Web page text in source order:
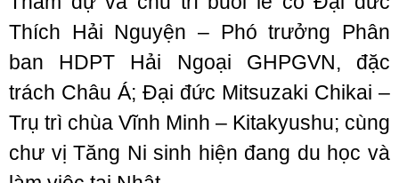
Thích Hải Nguyện – Phó trưởng Phân
ban HDPT Hải Ngoại GHPGVN, đặc
trách Châu Á; Đại đức Mitsuzaki Chikai –
Trụ trì chùa Vĩnh Minh – Kitakyushu; cùng
chư vị Tăng Ni sinh hiện đang du học và